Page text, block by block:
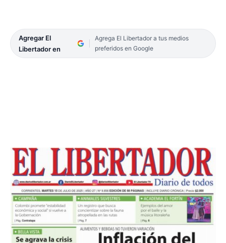
Agregar El
Libertador en
Agrega El Libertador a tus medios
preferidos en Google